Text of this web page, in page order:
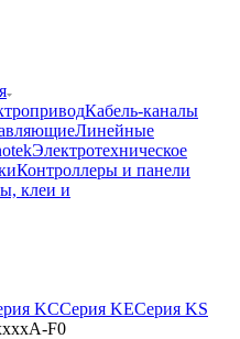
Кабель-каналы
Линейные
Электротехническое
Контроллеры и панели
клеи и
KCСерия KEСерия KS
F0